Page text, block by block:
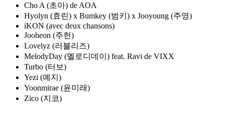
Cho A (초아) de AOA
Hyolyn (효린) x Bumkey (범키) x Jooyoung (주영)
iKON (avec deux chansons)
Jooheon (주헌)
Lovelyz (러블리즈)
MelodyDay (멜로디데이) feat. Ravi de VIXX
Turbo (터보)
Yezi (예지)
Yoonmirae (윤미래)
Zico (지코)